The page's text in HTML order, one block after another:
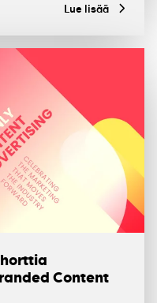
Lue lisää
Content